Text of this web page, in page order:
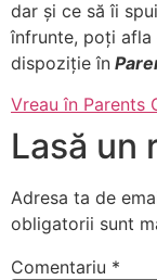
dar și ce să îi
înfrunte, poți afla
dispoziție în
Vreau în Parents
Lasă un
Adresa ta de
obligatorii sunt
Comentariu *